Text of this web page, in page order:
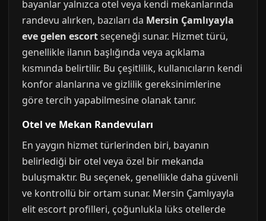
bayanlar yalnızca otel veya kendi mekanlarında
randevu alırken, bazıları da Mersin Çamlıyayla
eve gelen escortseçeneği sunar. Hizmet türü,
genellikle ilanın başlığında veya açıklama
kısmında belirtilir. Bu çeşitlilik, kullanıcıların kendi
konfor alanlarına ve gizlilik gereksinimlerine
göre tercih yapabilmesine olanak tanır.
Otel ve Mekan Randevuları
En yaygın hizmet türlerinden biri, bayanın
belirlediği bir otel veya özel bir mekanda
buluşmaktır. Bu seçenek, genellikle daha güvenli
ve kontrollü bir ortam sunar. Mersin Çamlıyayla
elit escort profilleri, çoğunlukla lüks otellerde